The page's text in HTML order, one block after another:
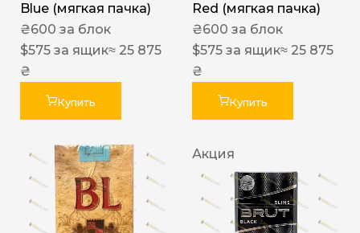
Blue (мягкая пачка)
₴600 за блок
$575 за ящик≈ 25 875
₴
Купить
Red (мягкая пачка)
₴600 за блок
$575 за ящик≈ 25 875
₴
Купить
Акция